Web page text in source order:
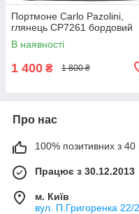
Портмоне Carlo Pazolini,
глянець CP7261 бордовий
В наявності
1 400 ₴ 1 800 ₴
Про нас
100% позитивних з 40
Працює з 30.12.2013
м. Київ
вул. П.Григоренка 22/